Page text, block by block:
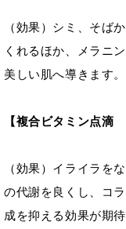
（効果）シミ、そば
くれるほか、メラニ
美しい肌へ導きます。
【複合ビタミン点
（効果）イライラを
の代謝を良くし、コ
成を抑える効果が期待